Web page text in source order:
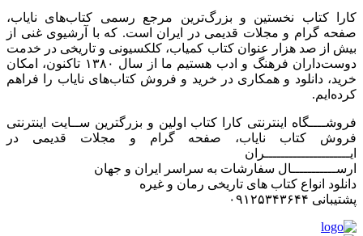
کارا کتاب نخستین و بزرگ‌ترین مرجع رسمی کتاب‌های نایاب،
صفحه گرام و مجلات قدیمی در ایران است. که با آرشیوی غنی از
بیش از صد هزار عنوان کتاب کمیاب، کلکسیونی و تاریخی در خدمت
دوست‌داران فرهنگ و ادب هستیم ما از سال ۱۳۸۰ تاکنون، امکان
خرید، دانلود و همکاری در خرید و فروش کتاب‌های نایاب را فراهم
کرده‌ایم.
فروشــــگاه اینترنتی کارا کتاب اولین و بزرگترین ســایت اینترنتی
فروش کتاب نایاب، صفحه گرام و مجلات قدیمی در
ایـــــــــــــــــــــران
ارســـــــــــال سفارشات به سراسر ایران و جهان
دانلود انواع کتاب های تاریخی رمان و غیره
پشتیبانی ۰۹۱۲۵۳۴۳۶۴۴